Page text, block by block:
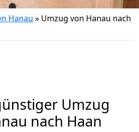
Hanau » Umzug von Hanau nach
Umzug
nach Haan